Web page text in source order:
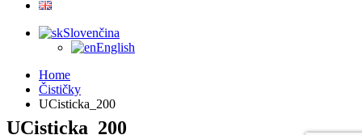
Slovenčina
English
Home
Čističky
UCisticka_200
UCisticka_200